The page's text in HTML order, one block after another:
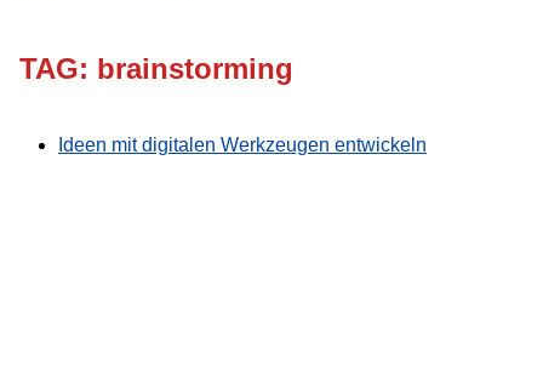
TAG: brainstorming
Ideen mit digitalen Werkzeugen entwickeln